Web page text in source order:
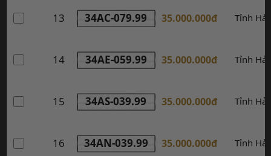
13 34AC-079.99 35.000.000đ Tỉnh
14 34AE-059.99 35.000.000đ Tỉnh
15 34AS-039.99 35.000.000đ Tỉnh
16 34AN-039.99 35.000.000đ Tỉnh